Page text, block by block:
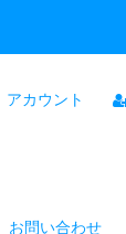
アカウント
お問い合わせ